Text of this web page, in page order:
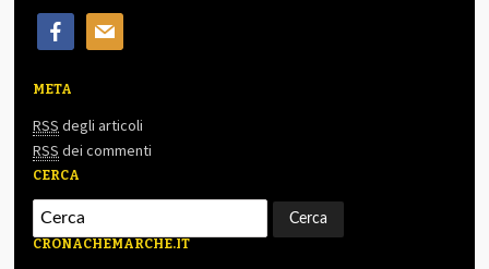
facebookmail
META
RSS degli articoli
RSS dei commenti
CERCA
CRONACHEMARCHE.IT